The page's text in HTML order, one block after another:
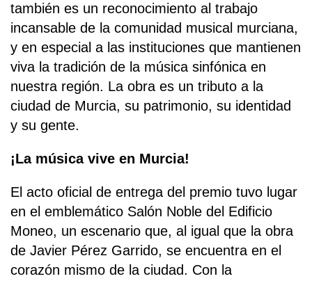
también es un reconocimiento al trabajo
incansable de la comunidad musical murciana,
y en especial a las instituciones que mantienen
viva la tradición de la música sinfónica en
nuestra región. La obra es un tributo a la
ciudad de Murcia, su patrimonio, su identidad
y su gente.
¡La música vive en Murcia!
El acto oficial de entrega del premio tuvo lugar
en el emblemático Salón Noble del Edificio
Moneo, un escenario que, al igual que la obra
de Javier Pérez Garrido, se encuentra en el
corazón mismo de la ciudad. Con la